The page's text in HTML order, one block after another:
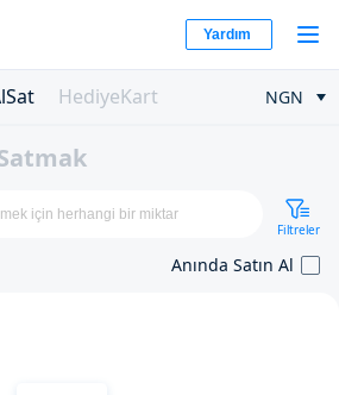
Yardım
HediyeKart NGN
Filtreler
Anında Satın Al